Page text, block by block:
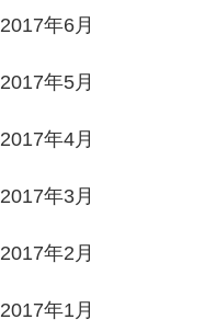
2017年6月
2017年5月
2017年4月
2017年3月
2017年2月
2017年1月